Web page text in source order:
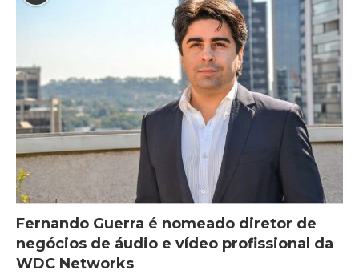
Fernando Guerra é nomeado diretor de
negócios de áudio e vídeo profissional da
WDC Networks